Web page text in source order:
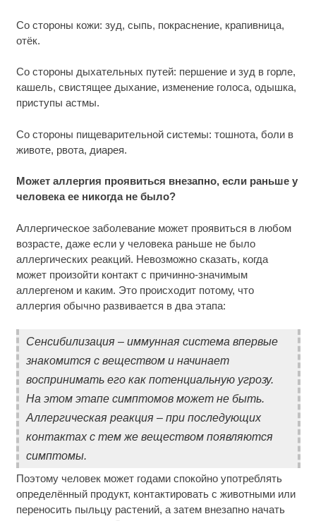
Со стороны кожи: зуд, сыпь, покраснение, крапивница,
отёк.
Со стороны дыхательных путей: першение и зуд в горле,
кашель, свистящее дыхание, изменение голоса, одышка,
приступы астмы.
Со стороны пищеварительной системы: тошнота, боли в
животе, рвота, диарея.
Может аллергия проявиться внезапно, если раньше у
человека ее никогда не было?
Аллергическое заболевание может проявиться в любом
возрасте, даже если у человека раньше не было
аллергических реакций. Невозможно сказать, когда
может произойти контакт с причинно-значимым
аллергеном и каким. Это происходит потому, что
аллергия обычно развивается в два этапа:
Сенсибилизация – иммунная система впервые
знакомится с веществом и начинает
воспринимать его как потенциальную угрозу.
На этом этапе симптомов может не быть.
Аллергическая реакция – при последующих
контактах с тем же веществом появляются
симптомы.
Поэтому человек может годами спокойно употреблять
определённый продукт, контактировать с животными или
переносить пыльцу растений, а затем внезапно начать